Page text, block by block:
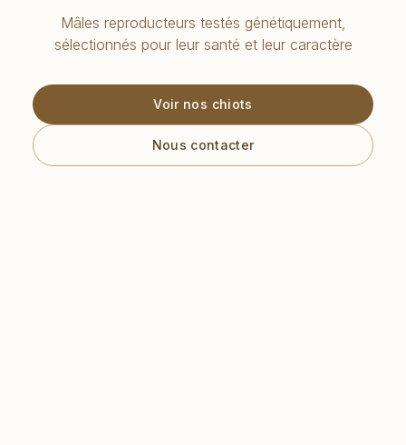
Mâles reproducteurs testés génétiquement,
sélectionnés pour leur santé et leur caractère
Voir nos chiots
Nous contacter